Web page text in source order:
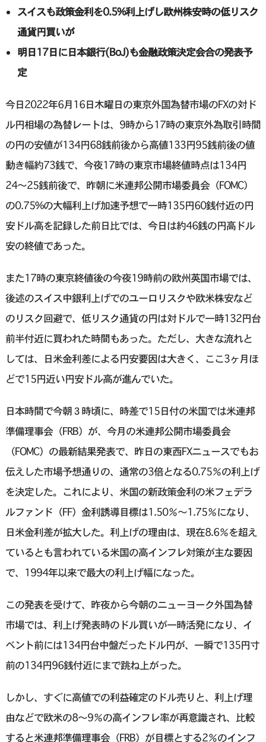
スイスも政策金利を0.5%利上げし欧州株安時の低リスク
通貨円買いが
明日17日に日本銀行(BoJ)も金融政策決定会合の発表予
定
今日2022年6月16日木曜日の東京外国為替市場のFXの対ド
ル円相場の為替レートは、9時から17時の東京外為取引時間
の円の安値が134円68銭前後から高値133円95銭前後の値
動き幅約73銭で、今夜17時の東京市場終値時点は134円
24〜25銭前後で、昨朝に米連邦公開市場委員会（FOMC）
の0.75%の大幅利上げ加速予想で一時135円60銭付近の円
安ドル高を記録した前日比では、今日は約46銭の円高ドル
安の終値であった。
また17時の東京終値後の今夜19時前の欧州英国市場では、
後述のスイス中銀利上げでのユーロリスクや欧米株安など
のリスク回避で、低リスク通貨の円は対ドルで一時132円台
前半付近に買われた時間もあった。ただし、大きな流れと
しては、日米金利差による円安要因は大きく、ここ3ヶ月ほ
どで15円近い円安ドル高が進んでいた。
日本時間で今朝３時頃に、時差で15日付の米国では米連邦
準備理事会（FRB）が、今月の米連邦公開市場委員会
（FOMC）の最新結果発表で、昨日の東西FXニュースでもお
伝えした市場予想通りの、通常の3倍となる0.75％の利上げ
を決定した。これにより、米国の新政策金利の米フェデラ
ルファンド（FF）金利誘導目標は1.50％〜1.75％になり、
日米金利差が拡大した。利上げの理由は、現在8.6％を超え
ているとも言われている米国の高インフレ対策が主な要因
で、1994年以来で最大の利上げ幅になった。
この発表を受けて、昨夜から今朝のニューヨーク外国為替
市場では、利上げ発表時のドル買いが一時活発になり、イ
ベント前には134円台中盤だったドル円が、一瞬で135円寸
前の134円96銭付近にまで跳ね上がった。
しかし、すぐに高値での利益確定のドル売りと、利上げ理
由などで欧米の8〜9％の高インフレ率が再意識され、比較
すると米連邦準備理事会（FRB）が目標とする2％のインフ